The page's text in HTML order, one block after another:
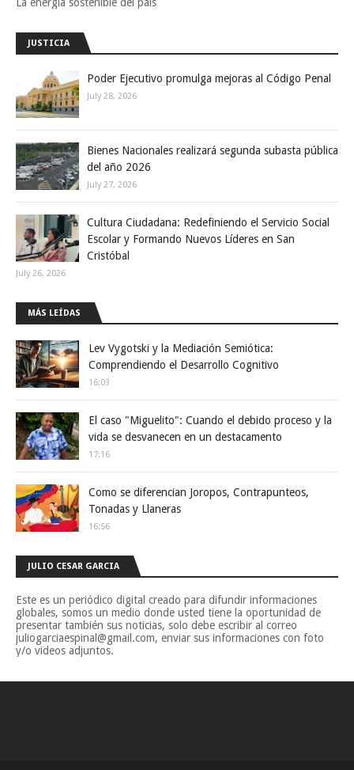
JUSTICIA
Poder Ejecutivo promulga mejoras al Código Penal
July 28, 2026
Bienes Nacionales realizará segunda subasta pública
del año 2026
July 27, 2026
Cultura Ciudadana: Redefiniendo el Servicio Social
Escolar y Formando Nuevos Líderes en San
Cristóbal
July 26, 2026
MÁS LEÍDAS
Lev Vygotski y la Mediación Semiótica:
Comprendiendo el Desarrollo Cognitivo
16:03
El caso "Miguelito": Cuando el debido proceso y la
vida se desvanecen en un destacamento
17:16
Como se diferencian Joropos, Contrapunteos,
Tonadas y Llaneras
16:56
JULIO CESAR GARCIA
Este es un periódico digital creado para difundir informaciones
globales, somos un medio donde usted tiene la oportunidad de
presentar también sus noticias, solo debe escribir al correo
juliogarciaespinal@gmail.com, enviar sus informaciones con foto
y/o videos adjuntos.